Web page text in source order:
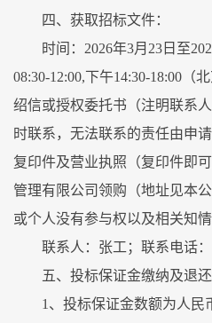
四、获取招标文件：
时间：2026年3月23日至
08:30-12:00,下午14:30-18:00（
绍信或授权委托书（注明联系
时联系，无法联系的责任由申
复印件及营业执照（复印件即
管理有限公司领购（地址见本
或个人没有参与权以及相关知情
联系人：张工；联系电话：
五、投标保证金缴纳及退还
1、投标保证金数额为人民